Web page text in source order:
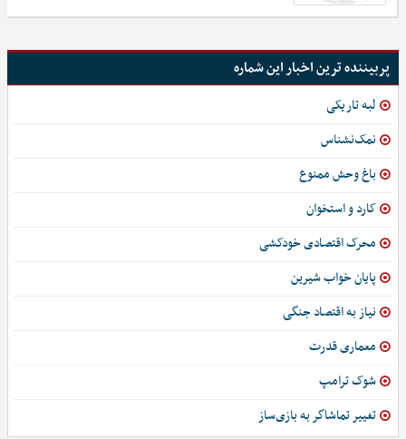
پربیننده ترین اخبار این شماره
لبه تاریکی
نمک‌نشناس
باغ‌ وحش ممنوع
کارد و استخوان
محرک اقتصادی خودکشی
پایان خواب شیرین
نیاز به اقتصاد جنگی
معماری قدرت
شوک ترامپ
تغییر تماشاگر به بازی‌ساز